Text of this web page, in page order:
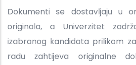
Dokumenti se dostavljaju u
originala, a Univerzitet
izabranog kandidata prilikom
radu zahtijeva originalne